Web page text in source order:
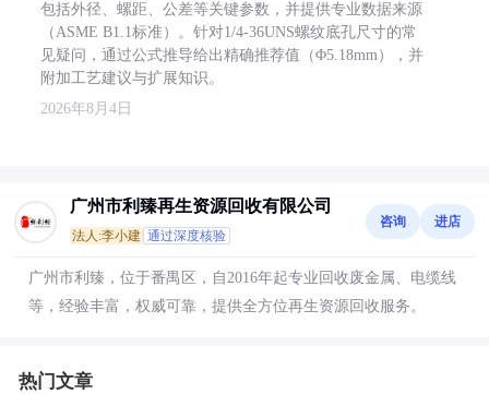
包括外径、螺距、公差等关键参数，并提供专业数据来源
（ASME B1.1标准）。针对1/4-36UNS螺纹底孔尺寸的常
见疑问，通过公式推导给出精确推荐值（Φ5.18mm），并
附加工艺建议与扩展知识。
2026年8月4日
广州市利臻再生资源回收有限公司
法人:李小建 通过深度核验
咨询 进店
广州市利臻，位于番禺区，自2016年起专业回收废金属、电缆线
等，经验丰富，权威可靠，提供全方位再生资源回收服务。
热门文章